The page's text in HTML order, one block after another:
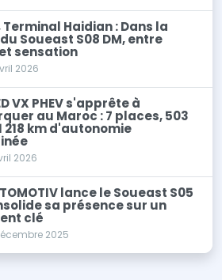
Terminal Haidian : Dans la
Soueast S08 DM, entre
sensation
2026
VX PHEV s'apprête à
au Maroc : 7 places, 503
218 km d'autonomie
2026
lance le Soueast S05
sa présence sur un
clé
2025